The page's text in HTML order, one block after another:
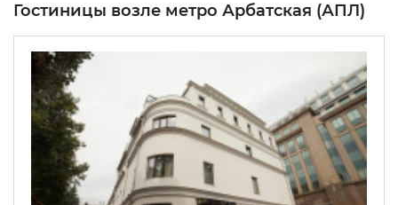
Гостиницы возле метро Арбатская (АПЛ)